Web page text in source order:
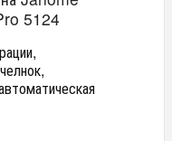
5124